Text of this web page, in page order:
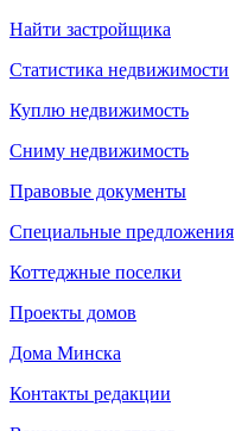
Найти застройщика
Статистика недвижимости
Куплю недвижимость
Сниму недвижимость
Правовые документы
Специальные предложения
Коттеджные поселки
Проекты домов
Дома Минска
Контакты редакции